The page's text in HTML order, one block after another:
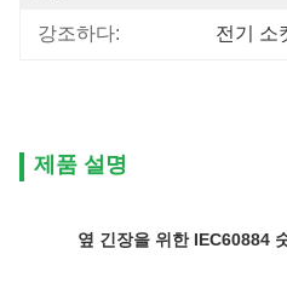
강조하다: 전기 소
제품 설명
옆 긴장을 위한 IEC60884